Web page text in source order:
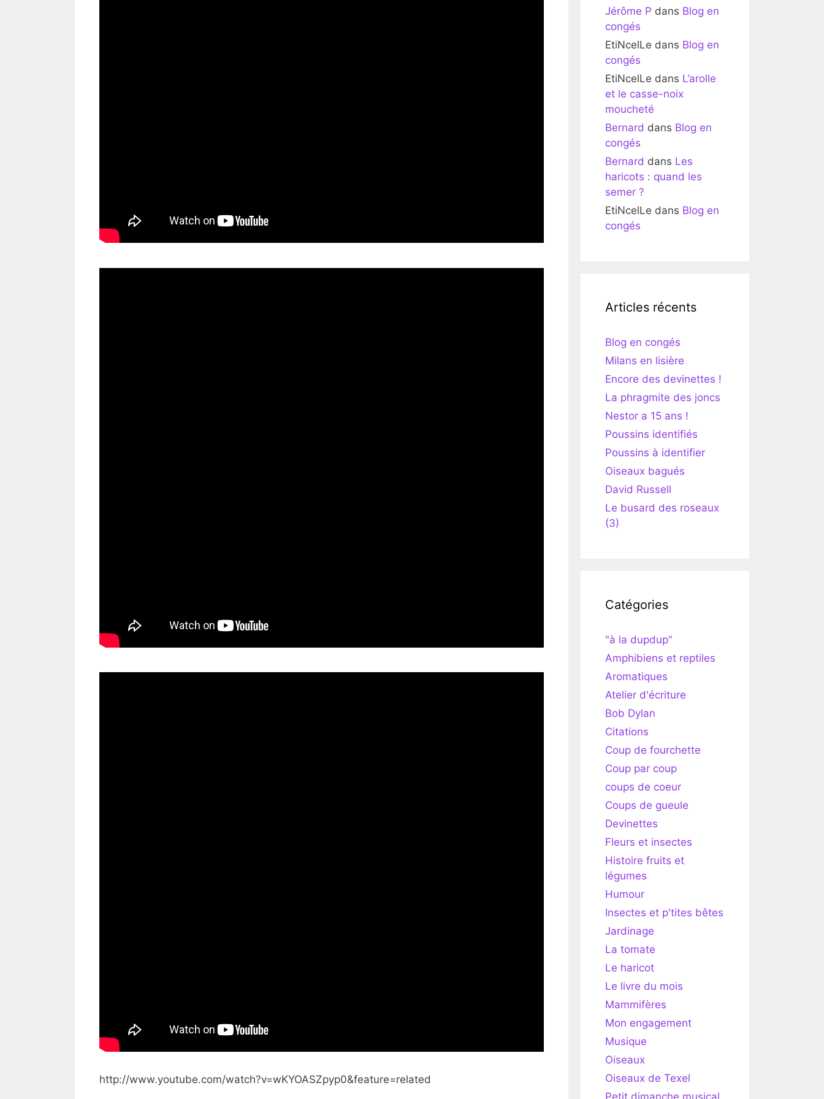
http://www.youtube.com/watch?v=wKYOASZpyp0&feature=related
Jérôme P dans Blog en
congés
EtiNcelLe dans Blog en
congés
EtiNcelLe dans L’arolle
et le casse-noix
moucheté
Bernard dans Blog en
congés
Bernard dans Les
haricots : quand les
semer ?
EtiNcelLe dans Blog en
congés
Articles récents
Blog en congés
Milans en lisière
Encore des devinettes !
La phragmite des joncs
Nestor a 15 ans !
Poussins identifiés
Poussins à identifier
Oiseaux bagués
David Russell
Le busard des roseaux
(3)
Catégories
"à la dupdup"
Amphibiens et reptiles
Aromatiques
Atelier d'écriture
Bob Dylan
Citations
Coup de fourchette
Coup par coup
coups de coeur
Coups de gueule
Devinettes
Fleurs et insectes
Histoire fruits et
légumes
Humour
Insectes et p'tites bêtes
Jardinage
La tomate
Le haricot
Le livre du mois
Mammifères
Mon engagement
Musique
Oiseaux
Oiseaux de Texel
Petit dimanche musical